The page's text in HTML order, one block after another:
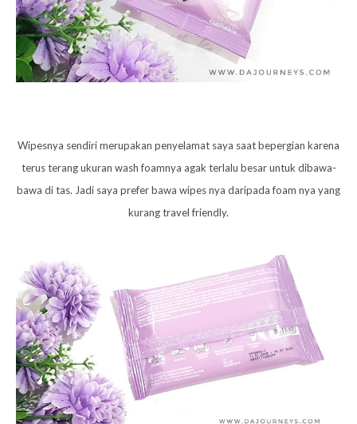
Wipesnya sendiri merupakan penyelamat saya saat bepergian karena
terus terang ukuran wash foamnya agak terlalu besar untuk dibawa-
bawa di tas. Jadi saya prefer bawa wipes nya daripada foam nya yang
kurang travel friendly.